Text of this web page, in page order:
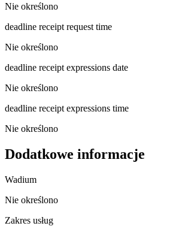
Nie określono
deadline receipt request time
Nie określono
deadline receipt expressions date
Nie określono
deadline receipt expressions time
Nie określono
Dodatkowe informacje
Wadium
Nie określono
Zakres usług